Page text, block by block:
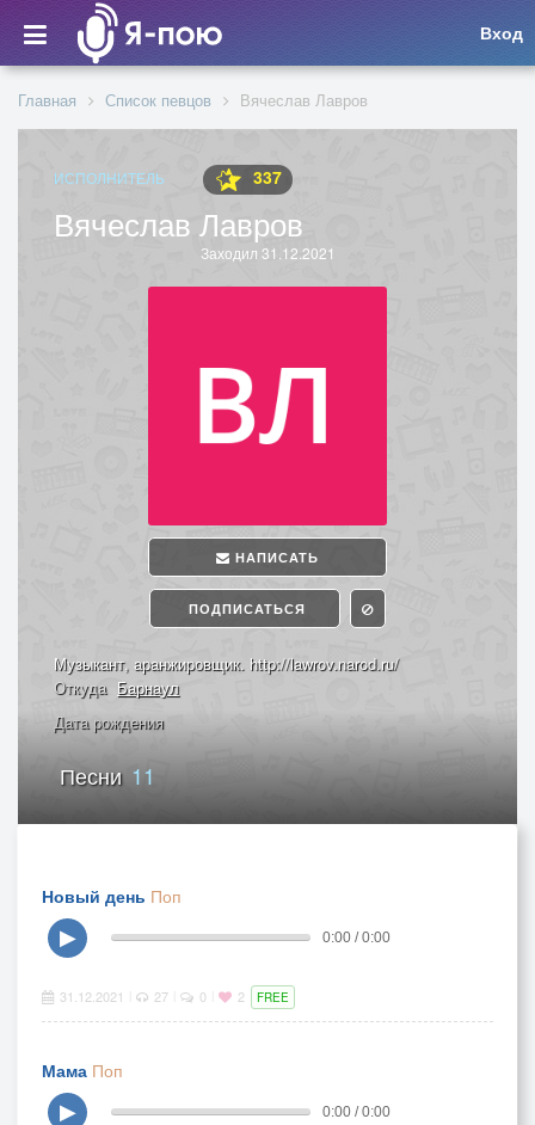
Вход
Главная Список певцов Вячеслав Лавров
ИСПОЛНИТЕЛЬ 337
Вячеслав Лавров
Заходил 31.12.2021
НАПИСАТЬ
ПОДПИСАТЬСЯ
Музыкант, аранжировщик. http://lawrov.narod.ru/
Откуда Барнаул
Дата рождения
Песни 11
Новый день Поп
▶
0:00 / 0:00
31.12.2021 27 0 2 FREE
Мама Поп
▶
0:00 / 0:00